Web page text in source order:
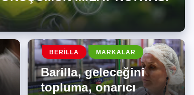
BERILLA MARKALAR
Barilla, geleceğini
topluma, onarıcı